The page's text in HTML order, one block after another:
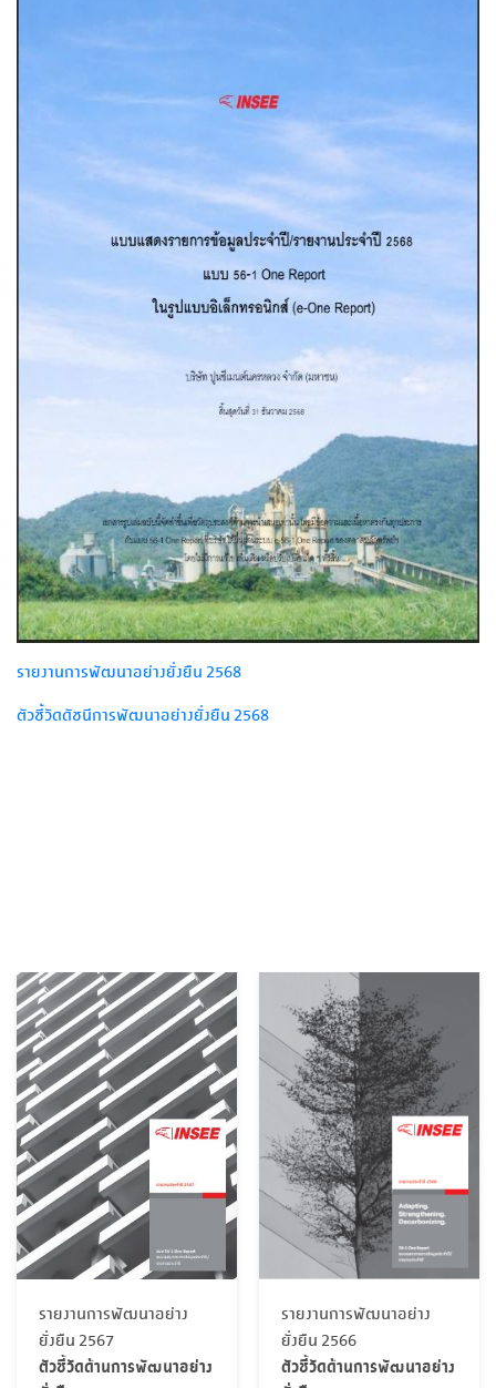
รายงานการพัฒนาอย่างยั่งยืน 2568
ตัวชี้วัดดัชนีการพัฒนาอย่างยั่งยืน 2568
รายงานการพัฒนาอย่าง
ยั่งยืน 2567
ตัวชี้วัดด้านการพัฒนาอย่าง
รายงานการพัฒนาอย่าง
ยั่งยืน 2566
ตัวชี้วัดด้านการพัฒนาอย่าง